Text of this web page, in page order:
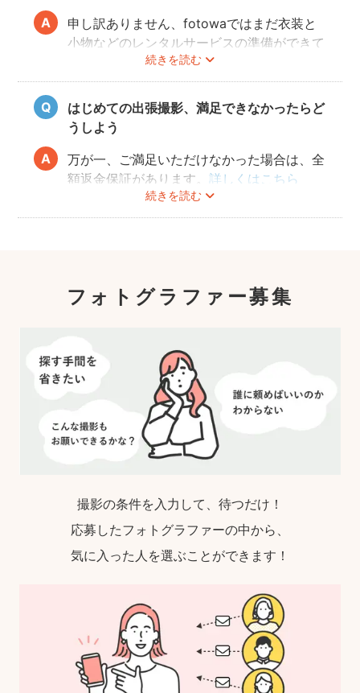
続きを読む
申し訳ありません、fotowaではまだ衣装と
小物などのレンタルサービスの準備ができて
おりませんので、お客様ご自身にご用意をお
願いしております。
はじめての出張撮影、満足できなかったらど
うしよう
続きを読む
万が一、ご満足いただけなかった場合は、全
額返金保証があります。詳しくはこちら
フォトグラファー募集
撮影の条件を入力して、待つだけ！
応募したフォトグラファーの中から、
気に入った人を選ぶことができます！